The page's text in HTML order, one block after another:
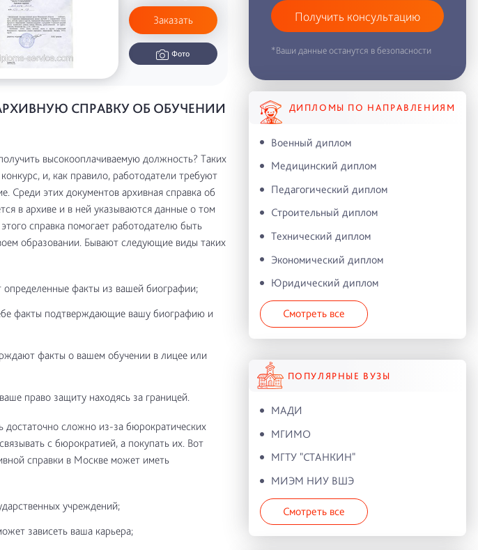
Заказать
Фото
СПРАВКУ ОБ ОБУЧЕНИИ
высокооплачиваемую должность? Таких
и, как правило, работодатели требуют
Среди этих документов архивная справка об
в архиве и в ней указываются данные о том
справка помогает работодателю быть
образовании. Бывают следующие виды таких
факты из вашей биографии;
факты подтверждающие вашу биографию и
факты о вашем обучении в лицее или
право защиту находясь за границей.
достаточно сложно из-за бюрократических
с бюрократией, а покупать их. Вот
справки в Москве может иметь
учреждений;
зависеть ваша карьера;
Получить консультацию
*Ваши данные останутся в безопасности
ДИПЛОМЫ ПО НАПРАВЛЕНИЯМ
Военный диплом
Медицинский диплом
Педагогический диплом
Строительный диплом
Технический диплом
Экономический диплом
Юридический диплом
Смотреть все
ПОПУЛЯРНЫЕ ВУЗЫ
МАДИ
МГИМО
МГТУ "СТАНКИН"
МИЭМ НИУ ВШЭ
Смотреть все